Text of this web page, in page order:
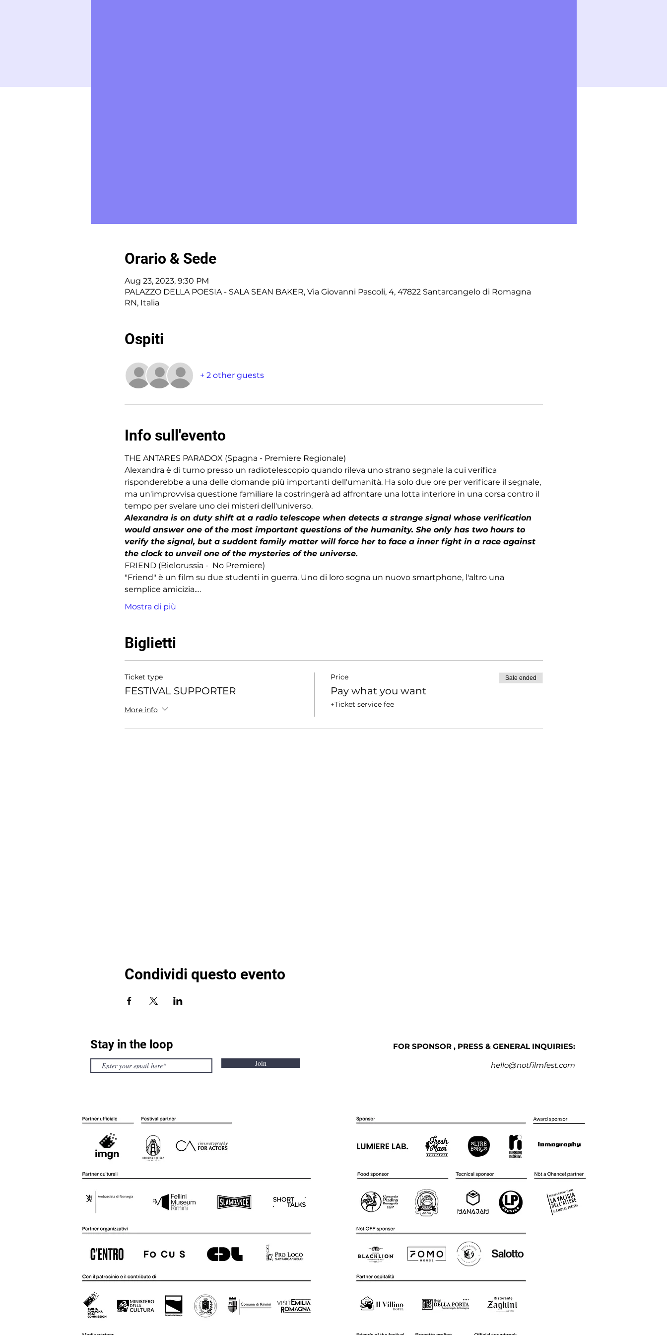
Orario & Sede
Aug 23, 2023, 9:30 PM
PALAZZO DELLA POESIA - SALA SEAN BAKER, Via Giovanni Pascoli, 4, 47822 Santarcangelo di Romagna
RN, Italia
Ospiti
+ 2 other guests
Info sull'evento
THE ANTARES PARADOX (Spagna - Premiere Regionale)
Alexandra è di turno presso un radiotelescopio quando rileva uno strano segnale la cui verifica
risponderebbe a una delle domande più importanti dell'umanità. Ha solo due ore per verificare il segnale,
ma un'improvvisa questione familiare la costringerà ad affrontare una lotta interiore in una corsa contro il
tempo per svelare uno dei misteri dell'universo.
Alexandra is on duty shift at a radio telescope when detects a strange signal whose verification
would answer one of the most important questions of the humanity. She only has two hours to
verify the signal, but a suddent family matter will force her to face a inner fight in a race against
the clock to unveil one of the mysteries of the universe.
FRIEND (Bielorussia -  No Premiere)
"Friend" è un film su due studenti in guerra. Uno di loro sogna un nuovo smartphone, l'altro una
semplice amicizia.…
Mostra di più
Biglietti
Ticket type
FESTIVAL SUPPORTER
More info
Price
Pay what you want
+Ticket service fee
Sale ended
Condividi questo evento
Stay in the loop
Join
FOR SPONSOR , PRESS & GENERAL INQUIRIES:
hello@notfilmfest.com